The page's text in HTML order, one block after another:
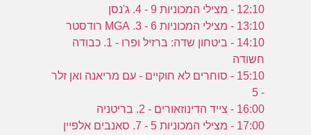
12:10 - מצילי המכוניות 9 - 4. ג'נסן
13:10 - מצילי המכוניות 6 - 3. MGA רודסטר
14:10 - ביטחון שדה: ברזיל ופרו - 1. כבודה
חשודה
15:10 - סוחרים לא חוקיים - עם מריאנה ואן זלר
- 5
16:00 - צייד הדינוזאורים - 2. בריטניה
17:00 - מצילי המכוניות 5 - 7. סאנבים אלפיין